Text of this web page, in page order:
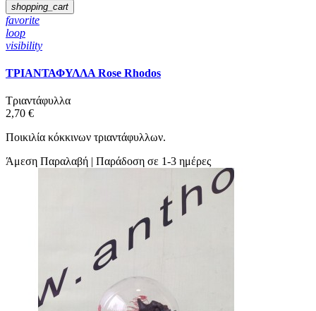
shopping_cart
favorite
loop
visibility
ΤΡΙΑΝΤΑΦΥΛΛΑ Rose Rhodos
Τριαντάφυλλα
2,70 €
Ποικιλία κόκκινων τριαντάφυλλων.
Άμεση Παραλαβή | Παράδοση σε 1-3 ημέρες